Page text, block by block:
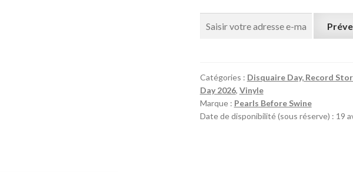
Catégories : Disquaire Day, Record
Day 2026, Vinyle
Marque : Pearls Before Swine
Date de disponibilité (sous réserve) : 19